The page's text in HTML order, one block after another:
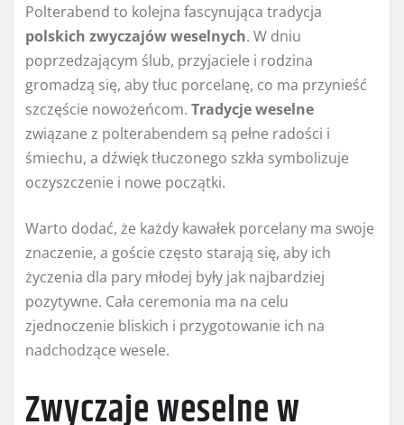
Polterabend to kolejna fascynująca tradycja
polskich zwyczajów weselnych. W dniu
poprzedzającym ślub, przyjaciele i rodzina
gromadzą się, aby tłuc porcelanę, co ma przynieść
szczęście nowożeńcom. Tradycje weselne
związane z polterabendem są pełne radości i
śmiechu, a dźwięk tłuczonego szkła symbolizuje
oczyszczenie i nowe początki.
Warto dodać, że każdy kawałek porcelany ma swoje
znaczenie, a goście często starają się, aby ich
życzenia dla pary młodej były jak najbardziej
pozytywne. Cała ceremonia ma na celu
zjednoczenie bliskich i przygotowanie ich na
nadchodzące wesele.
Zwyczaje weselne w